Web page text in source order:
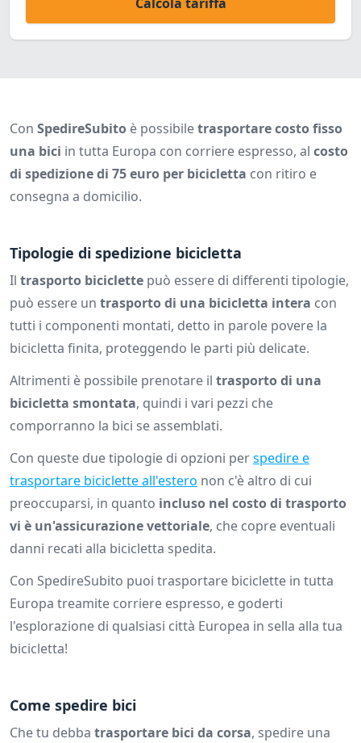
Con SpedireSubito è possibiletrasportare costo fisso
una bici in tutta Europa con corriere espresso, al costo
di spedizione di 75 euro per bicicletta con ritiro e
consegna a domicilio.
Tipologie di spedizione bicicletta
Il trasporto biciclette può essere di differenti tipologie,
può essere un trasporto di una bicicletta intera con
tutti i componenti montati, detto in parole povere la
bicicletta finita, proteggendo le parti più delicate.
Altrimenti è possibile prenotare il trasporto di una
bicicletta smontata, quindi i vari pezzi che
comporranno la bici se assemblati.
Con queste due tipologie di opzioni perspedire e
trasportare biciclette all'estero non c'è altro di cui
preoccuparsi, in quanto incluso nel costo di trasporto
vi è un'assicurazione vettoriale, che copre eventuali
danni recati alla bicicletta spedita.
Con SpedireSubito puoi trasportare biciclette in tutta
Europa treamite corriere espresso, e goderti
l'esplorazione di qualsiasi città Europea in sella alla tua
bicicletta!
Come spedire bici
Che tu debba trasportare bici da corsa, spedire una